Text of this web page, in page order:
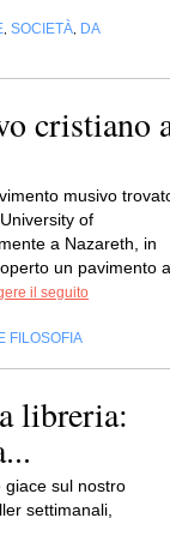
SOCIETÀ DA
cristiano
musivo
of
a Nazareth, in
un pavimento a
il seguito
FILOSOFIA
libreria:
giace sul nostro
settimanali,